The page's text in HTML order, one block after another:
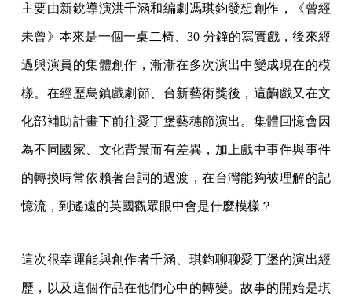
主要由新銳導演洪千涵和編劇馮琪鈞發想創作，《曾經
未曾》本來是一個一桌二椅、30 分鐘的寫實戲，後來經
過與演員的集體創作，漸漸在多次演出中變成現在的模
樣。在經歷烏鎮戲劇節、台新藝術獎後，這齣戲又在文
化部補助計畫下前往愛丁堡藝穗節演出。集體回憶會因
為不同國家、文化背景而有差異，加上戲中事件與事件
的轉換時常依賴著台詞的過渡，在台灣能夠被理解的記
憶流，到遙遠的英國觀眾眼中會是什麼模樣？
這次很幸運能與創作者千涵、琪鈞聊聊愛丁堡的演出經
歷，以及這個作品在他們心中的轉變。故事的開始是琪